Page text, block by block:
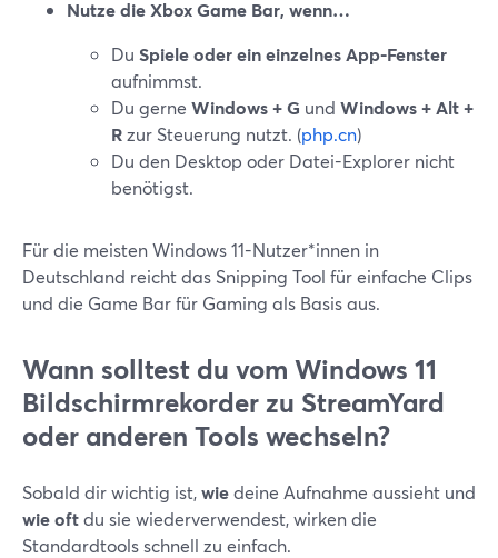
Nutze die Xbox Game Bar, wenn…
Du Spiele oder ein einzelnes App-Fenster
aufnimmst.
Du gerne Windows + G und Windows + Alt +
Rzur Steuerung nutzt. (php.cn)
Du den Desktop oder Datei-Explorer nicht
benötigst.
Für die meisten Windows 11-Nutzer*innen in
Deutschland reicht das Snipping Tool für einfache Clips
und die Game Bar für Gaming als Basis aus.
Wann solltest du vom Windows 11
Bildschirmrekorder zu StreamYard
oder anderen Tools wechseln?
Sobald dir wichtig ist,wiedeine Aufnahme aussieht und
wie oftdu sie wiederverwendest, wirken die
Standardtools schnell zu einfach.